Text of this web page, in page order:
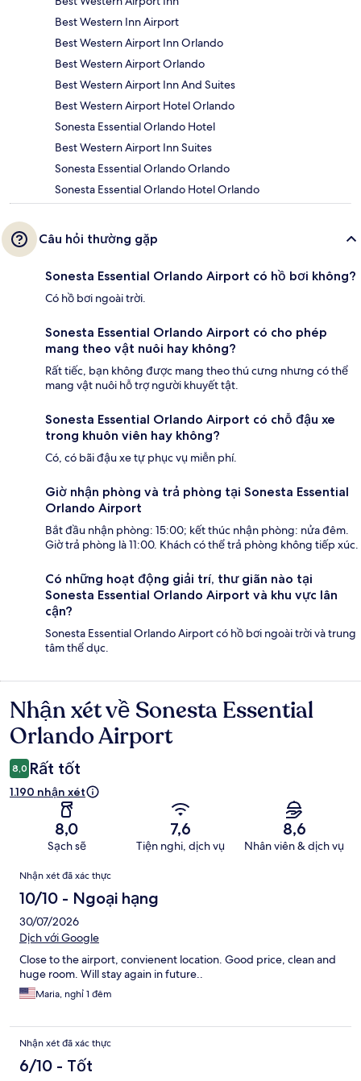
Best Western Inn Airport
Best Western Airport Inn Orlando
Best Western Airport Orlando
Best Western Airport Inn And Suites
Best Western Airport Hotel Orlando
Sonesta Essential Orlando Hotel
Best Western Airport Inn Suites
Sonesta Essential Orlando Orlando
Sonesta Essential Orlando Hotel Orlando
Câu hỏi thường gặp
Sonesta Essential Orlando Airport có hồ bơi không?
Có hồ bơi ngoài trời.
Sonesta Essential Orlando Airport có cho phép
mang theo vật nuôi hay không?
Rất tiếc, bạn không được mang theo thú cưng nhưng có thể
mang vật nuôi hỗ trợ người khuyết tật.
Sonesta Essential Orlando Airport có chỗ đậu xe
trong khuôn viên hay không?
Có, có bãi đậu xe tự phục vụ miễn phí.
Giờ nhận phòng và trả phòng tại Sonesta Essential
Orlando Airport
Bắt đầu nhận phòng: 15:00; kết thúc nhận phòng: nửa đêm.
Giờ trả phòng là 11:00. Khách có thể trả phòng không tiếp xúc.
Có những hoạt động giải trí, thư giãn nào tại
Sonesta Essential Orlando Airport và khu vực lân
cận?
Sonesta Essential Orlando Airport có hồ bơi ngoài trời và trung
tâm thể dục.
Nhận
xét
Nhận xét về Sonesta Essential
Orlando Airport
8,0 Rất tốt
1.190 nhận xét
8,0
Sạch sẽ
7,6
Tiện nghi, dịch vụ
8,6
Nhân viên & dịch vụ
Nhận
xét
Nhận xét đã xác thực
10/10 - Ngoại hạng
30/07/2026
Dịch với Google
Close to the airport, convienent location. Good price, clean and
huge room. Will stay again in future..
Maria, nghỉ 1 đêm
Nhận xét đã xác thực
6/10 - Tốt